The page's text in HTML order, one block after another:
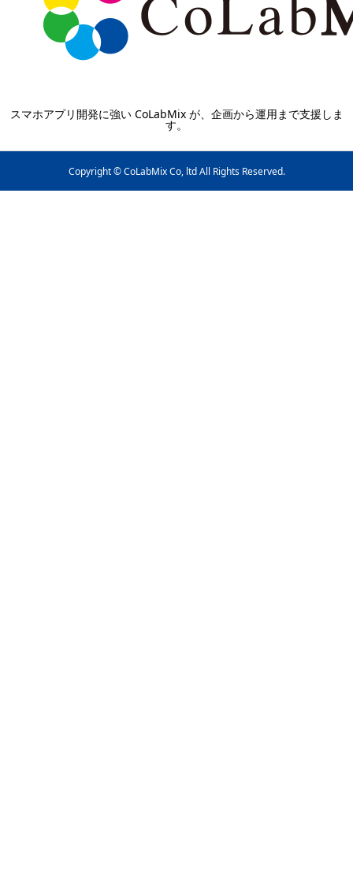
スマホアプリ開発に強い CoLabMix が、企画から運用まで支援しま
す。
Copyright © CoLabMix Co, ltd All Rights Reserved.